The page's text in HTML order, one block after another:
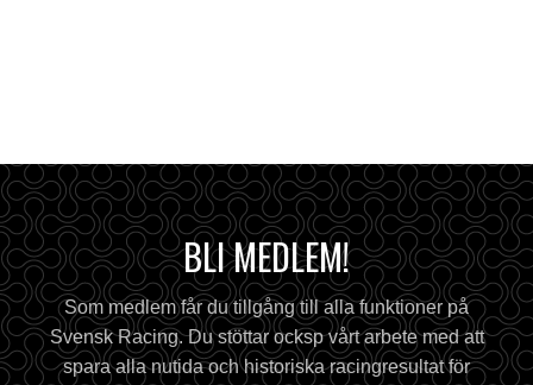
BLI MEDLEM!
Som medlem får du tillgång till alla funktioner på
Svensk Racing. Du stöttar ocksp vårt arbete med att
spara alla nutida och historiska racingresultat för